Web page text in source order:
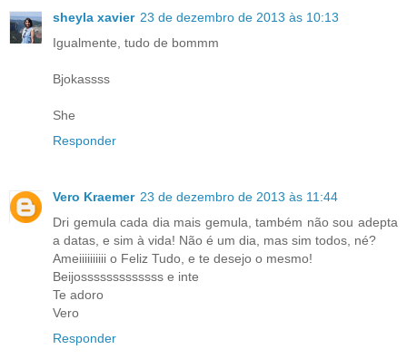
sheyla xavier 23 de dezembro de 2013 às 10:13
Igualmente, tudo de bommm
Bjokassss
She
Responder
Vero Kraemer 23 de dezembro de 2013 às 11:44
Dri gemula cada dia mais gemula, também não sou adepta
a datas, e sim à vida! Não é um dia, mas sim todos, né?
Ameiiiiiiiiii o Feliz Tudo, e te desejo o mesmo!
Beijosssssssssssss e inte
Te adoro
Vero
Responder